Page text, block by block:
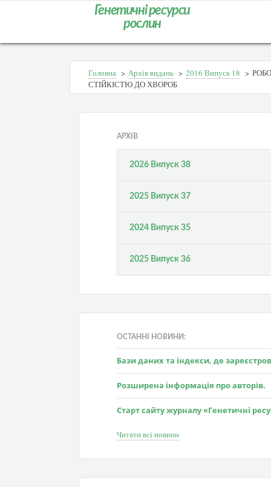
Генетичні ресурси
рослин
Головна > Архів видань > 2016 Випуск 18 >
СТІЙКІСТЮ ДО ХВОРОБ
АРХІВ
2026 Випуск 38
2025 Випуск 37
2024 Випуск 35
2025 Випуск 36
ОСТАННІ НОВИНИ:
Бази даних та індекси, де
Розширена інформація про авторів.
Старт сайту журналу «Генетичні
Читати всі новини